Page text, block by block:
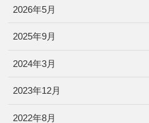
2026年5月
2025年9月
2024年3月
2023年12月
2022年8月